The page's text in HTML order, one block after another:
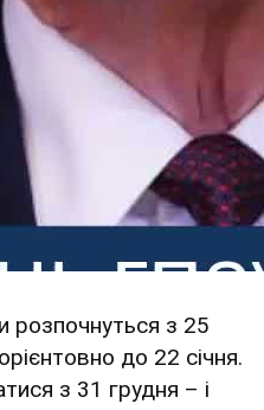
розпочнуться з 25
до 22 січня.
з 31 грудня – і